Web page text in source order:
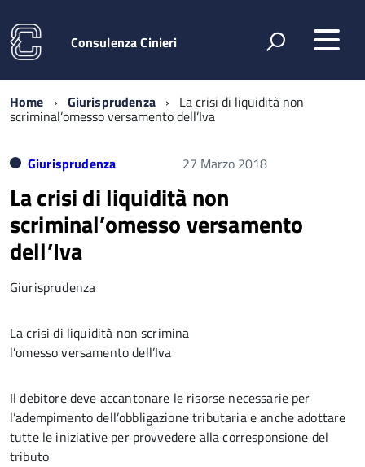
Consulenza Cinieri
Home Giurisprudenza La crisi di liquidità non
scriminal’omesso versamento dell’Iva
Giurisprudenza 27 Marzo 2018
La crisi di liquidità non
scriminal’omesso versamento
dell’Iva
Giurisprudenza
La crisi di liquidità non scrimina
l’omesso versamento dell’Iva
Il debitore deve accantonare le risorse necessarie per
l’adempimento dell’obbligazione tributaria e anche adottare
tutte le iniziative per provvedere alla corresponsione del
tributo